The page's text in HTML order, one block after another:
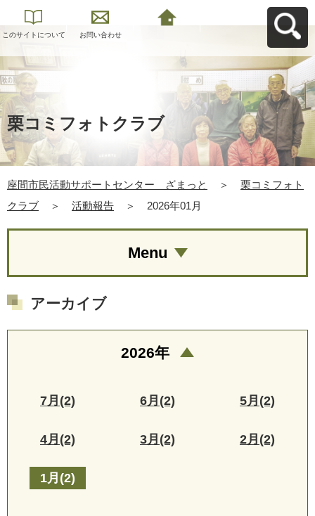
このサイトについて お問い合わせ
栗コミフォトクラブ
座間市民活動サポートセンター ざまっと ＞
栗コミフォト
クラブ
＞ 活動報告 ＞ 2026年01月
Menu
アーカイブ
2026年
7月(2) 6月(2) 5月(2)
4月(2) 3月(2) 2月(2)
1月(2)